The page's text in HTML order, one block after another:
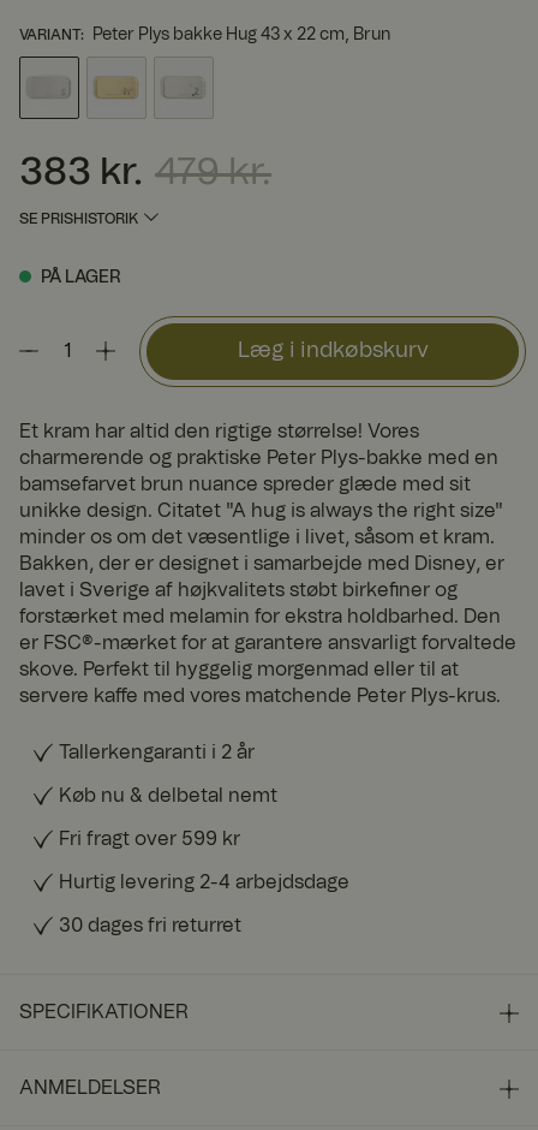
VARIANT: Peter Plys bakke Hug 43 x 22 cm, Brun
Nuværende pris: 383 kr. Tidligere pris
383 kr. 479 kr.
SE PRISHISTORIK
PÅ LAGER
Læg i indkøbskurv
Et kram har altid den rigtige størrelse! Vores
charmerende og praktiske Peter Plys-bakke med en
bamsefarvet brun nuance spreder glæde med sit
unikke design. Citatet "A hug is always the right size"
minder os om det væsentlige i livet, såsom et kram.
Bakken, der er designet i samarbejde med Disney, er
lavet i Sverige af højkvalitets støbt birkefiner og
forstærket med melamin for ekstra holdbarhed. Den
er FSC®-mærket for at garantere ansvarligt forvaltede
skove. Perfekt til hyggelig morgenmad eller til at
servere kaffe med vores matchende Peter Plys-krus.
Tallerkengaranti i 2 år
Køb nu & delbetal nemt
Fri fragt over 599 kr
Hurtig levering 2-4 arbejdsdage
30 dages fri returret
SPECIFIKATIONER
ANMELDELSER